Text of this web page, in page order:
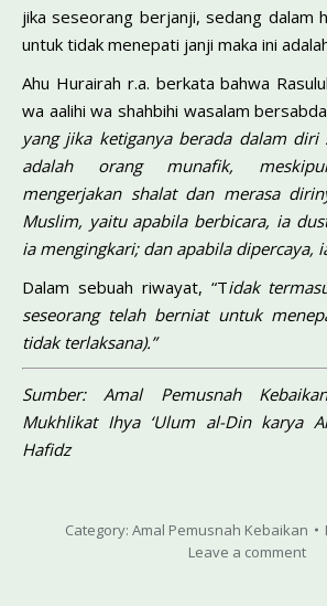
jika seseorang berjanji, sedang dalam
untuk tidak menepati janji maka ini
Ahu Hurairah r.a. berkata bahwa
wa aalihi wa shahbihi wasalam
yang jika ketiganya berada dalam diri
adalah orang munafik,
mengerjakan shalat dan merasa
Muslim, yaitu apabila berbicara, ia
ia mengingkari; dan apabila dipercaya,
Dalam sebuah riwayat, “Tidak
seseorang telah berniat untuk
tidak terlaksana).”
Sumber: Amal Pemusnah
Mukhlikat Ihya ‘Ulum al-Din karya
Hafidz
Category: Amal Pemusnah Kebaikan
Leave a comment